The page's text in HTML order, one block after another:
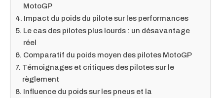
MotoGP
Impact du poids du pilote sur les performances
Le cas des pilotes plus lourds : un désavantage
réel
Comparatif du poids moyen des pilotes MotoGP
Témoignages et critiques des pilotes sur le
règlement
Influence du poids sur les pneus et la